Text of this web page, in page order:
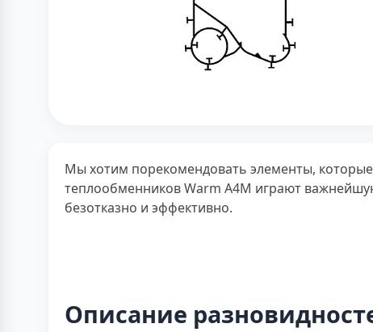
Мы хотим порекомендовать элементы,
теплообменников Warm A4M играют
безотказно и эффективно.
Описание